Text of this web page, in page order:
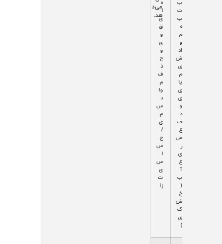
می‌د
هد.
ب
ت
ب
ه
م
و
اد
ش
ی
م
یا
ی
ی
و
د
ف
ع
س
ر
ی
ع
آ
ب
(
خ
ش
ک
ی
)
ه
ا
ی
ق
و
ی
و
ح
ذ
ف
م
وا
د
س
م
ی
/
ح
س
ا
س
ی
ت‌
زا